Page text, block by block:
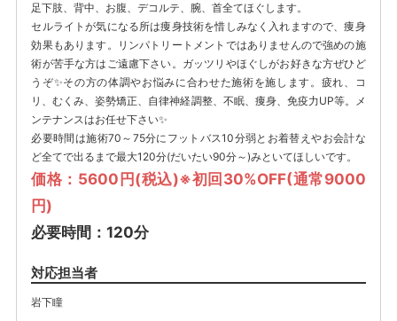
足下肢、背中、お腹、デコルテ、腕、首全てほぐします。
セルライトが気になる所は痩身技術を惜しみなく入れますので、痩身
効果もあります。リンパトリートメントではありませんので強めの施
術が苦手な方はご遠慮下さい。ガッツリやほぐしがお好きな方ぜひど
うぞ✨その方の体調やお悩みに合わせた施術を施します。疲れ、コ
リ、むくみ、姿勢矯正、自律神経調整、不眠、痩身、免疫力UP等。メ
ンテナンスはお任せ下さい✨
必要時間は施術70～75分にフットバス10分弱とお着替えやお会計な
ど全てで出るまで最大120分(だいたい90分～)みといてほしいです。
価格：5600円(税込)※初回30%OFF(通常9000
円)
必要時間：120分
対応担当者
岩下瞳